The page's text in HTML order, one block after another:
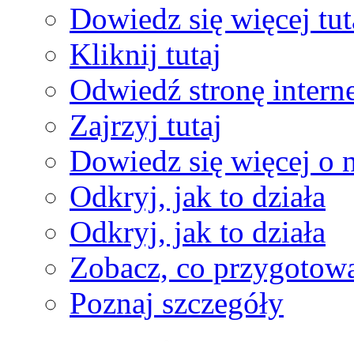
Dowiedz się więcej
Kliknij tutaj
Odwiedź stronę
Zajrzyj tutaj
Dowiedz się więcej o
Odkryj, jak to działa
Odkryj, jak to działa
Zobacz, co
Poznaj szczegóły